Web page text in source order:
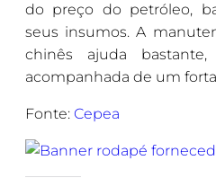
do preço do petróleo,
seus insumos. A
chinês ajuda
acompanhada de um
Fonte: Cepea